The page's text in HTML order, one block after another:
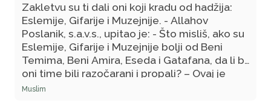
Zakletvu su ti dali oni koji kradu od hadžija:
Eslemije, Gifarije i Muzejnije. - Allahov
Poslanik, s.a.v.s., upitao je: - Što misliš, ako su
Eslemije, Gifarije i Muzejnije bolji od Beni
Temima, Beni Amira, Eseda i Gatafana, da li bi
oni time bili razočarani i propali? – Ovaj je
odgovorio potvrdno, na što je Poslanik,
Muslim